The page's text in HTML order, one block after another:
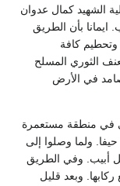
الشهيد كمال عدوان
بأن الطريق
كافة
الثوري المسلح
في الأرض
في منطقة مستعمرة
على بعد 25 كم جنوب حيفا. ولما وصلوا إلى
تل أبيب. وفي الطريق
وبعد قليل